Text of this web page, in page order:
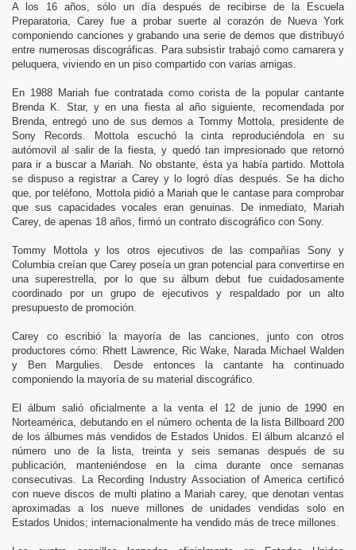
A los 16 años, sólo un día después de recibirse de la Escuela
Preparatoria, Carey fue a probar suerte al corazón de Nueva York
componiendo canciones y grabando una serie de demos que distribuyó
entre numerosas discográficas. Para subsistir trabajó como camarera y
peluquera, viviendo en un piso compartido con varias amigas.
En 1988 Mariah fue contratada como corista de la popular cantante
Brenda K. Star, y en una fiesta al año siguiente, recomendada por
Brenda, entregó uno de sus demos a Tommy Mottola, presidente de
Sony Records. Mottola escuchó la cinta reproduciéndola en su
autómovil al salir de la fiesta, y quedó tan impresionado que retornó
para ir a buscar a Mariah. No obstante, ésta ya había partido. Mottola
se dispuso a registrar a Carey y lo logró días después. Se ha dicho
que, por teléfono, Mottola pidió a Mariah que le cantase para comprobar
que sus capacidades vocales eran genuinas. De inmediato, Mariah
Carey, de apenas 18 años, firmó un contrato discográfico con Sony.
Tommy Mottola y los otros ejecutivos de las compañías Sony y
Columbia creían que Carey poseía un gran potencial para convertirse en
una superestrella, por lo que su álbum debut fue cuidadosamente
coordinado por un grupo de ejecutivos y respaldado por un alto
presupuesto de promoción.
Carey co escribió la mayoría de las canciones, junto con otros
productores cómo: Rhett Lawrence, Ric Wake, Narada Michael Walden
y Ben Margulies. Desde entonces la cantante ha continuado
componiendo la mayoría de su material discográfico.
El álbum salió oficialmente a la venta el 12 de junio de 1990 en
Norteamérica, debutando en el número ochenta de la lista Billboard 200
de los álbumes más vendidos de Estados Unidos. El álbum alcanzó el
número uno de la lista, treinta y seis semanas después de su
publicación, manteniéndose en la cima durante once semanas
consecutivas. La Recording Industry Association of America certificó
con nueve discos de multi platino a Mariah carey, que denotan ventas
aproximadas a los nueve millones de unidades vendidas solo en
Estados Unidos; internacionalmente ha vendido más de trece millones.